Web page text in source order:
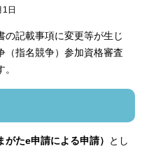
日
の記載事項に変更等が生じ
（指名競争）参加資格審査
がたe申請による申請）
とし